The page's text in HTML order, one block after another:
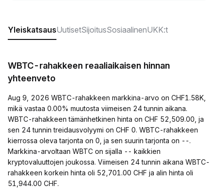
YleiskatsausUutisetSijoitusSosiaalinenUKK:t
WBTC-rahakkeen reaaliaikaisen hinnan
yhteenveto
Aug 9, 2026 WBTC-rahakkeen markkina-arvo on CHF1.58K,
mikä vastaa 0.00% muutosta viimeisen 24 tunnin aikana.
WBTC-rahakkeen tämänhetkinen hinta on CHF 52,509.00, ja
sen 24 tunnin treidausvolyymi on CHF 0. WBTC-rahakkeen
kierrossa oleva tarjonta on 0, ja sen suurin tarjonta on --.
Markkina-arvoltaan WBTC on sijalla -- kaikkien
kryptovaluuttojen joukossa. Viimeisen 24 tunnin aikana WBTC-
rahakkeen korkein hinta oli 52,701.00 CHF ja alin hinta oli
51,944.00 CHF.